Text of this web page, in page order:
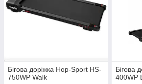
Бігова доріжка Hop-Sport HS-
750WP Walk
Бігова
400WP